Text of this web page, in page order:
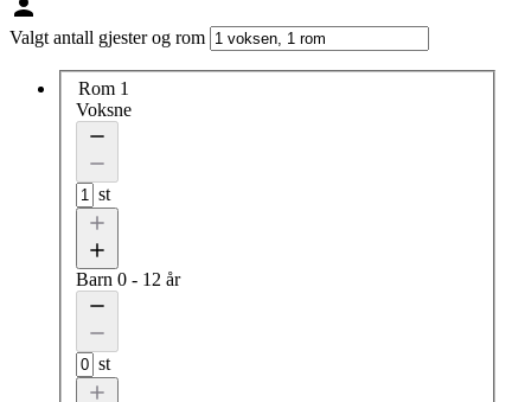
Valgt antall gjester og rom
Rom 1
Voksne
st
Barn 0 - 12 år
st